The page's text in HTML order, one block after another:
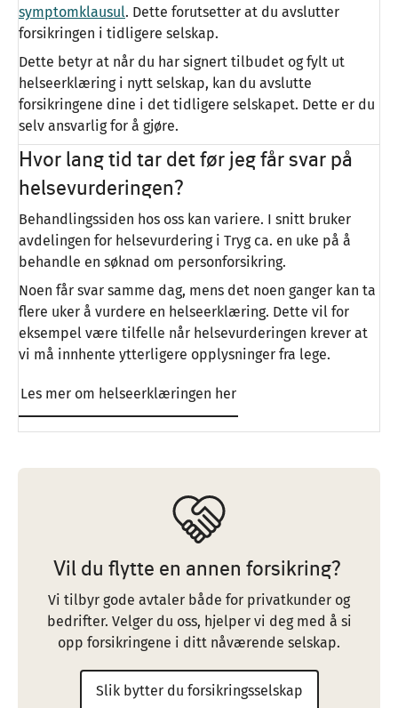
symptomklausul. Dette forutsetter at du avslutter
forsikringen i tidligere selskap.
Dette betyr at når du har signert tilbudet og fylt ut
helseerklæring i nytt selskap, kan du avslutte
forsikringene dine i det tidligere selskapet. Dette er du
selv ansvarlig for å gjøre.
Hvor lang tid tar det før jeg får svar på
helsevurderingen?
Behandlingssiden hos oss kan variere. I snitt bruker
avdelingen for helsevurdering i Tryg ca. en uke på å
behandle en søknad om personforsikring.
Noen får svar samme dag, mens det noen ganger kan ta
flere uker å vurdere en helseerklæring. Dette vil for
eksempel være tilfelle når helsevurderingen krever at
vi må innhente ytterligere opplysninger fra lege.
Les mer om helseerklæringen her
Vil du flytte en annen forsikring?
Vi tilbyr gode avtaler både for privatkunder og
bedrifter. Velger du oss, hjelper vi deg med å si
opp forsikringene i ditt nåværende selskap.
Slik bytter du forsikringsselskap